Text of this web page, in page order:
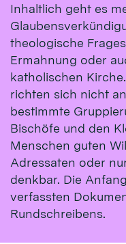
Inhaltlich geht es
theologische
Ermahnung oder
katholischen
richten sich nicht
bestimmte
Bischöfe und den
Menschen guten
Adressaten oder
denkbar. Die
verfassten
Rundschreibens.